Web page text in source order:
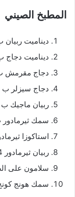
المطبخ الصيني
ديناميت ربيان ب 35
ديناميت دجاج ب 32
دجاج مقرمش ب 30
دجاج سيزلر ب 32 ريال
ربيان ماجيك ب 40 ريال
سمك ثيرمادور ب 39
استاكوزا
ربيان ثيرمادور 44 ريال
سلامون على الصاج
سمك هونج كونج ب